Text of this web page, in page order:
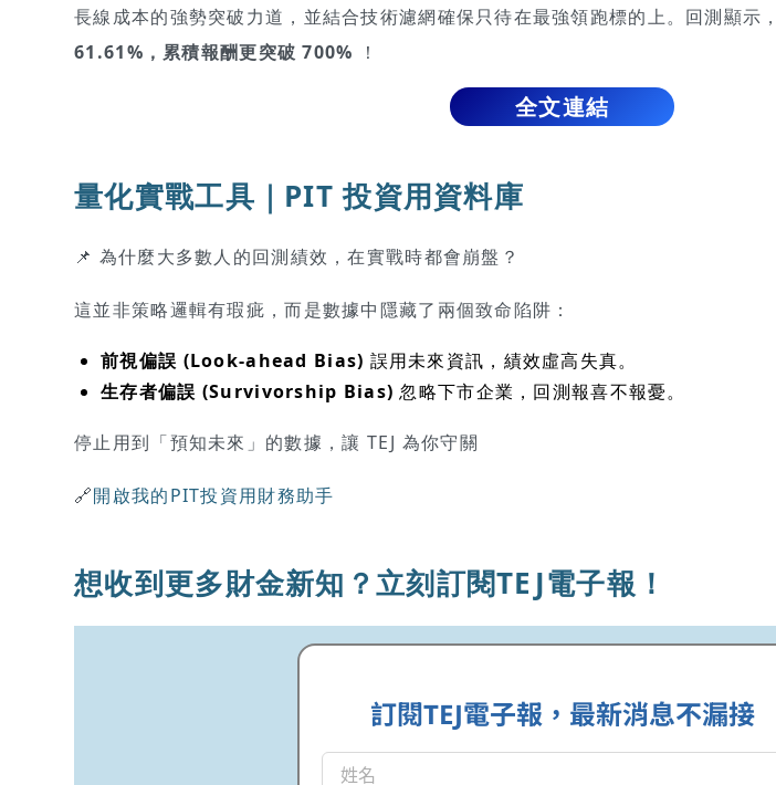
長線成本的強勢突破力道，並結合技術濾網確保只待在最強領跑標的上。回測顯示，
61.61%，累積報酬更突破 700% ！
全文連結
量化實戰工具｜PIT 投資用資料庫
📌 為什麼大多數人的回測績效，在實戰時都會崩盤？
這並非策略邏輯有瑕疵，而是數據中隱藏了兩個致命陷阱：
前視偏誤 (Look-ahead Bias) 誤用未來資訊，績效虛高失真。
生存者偏誤 (Survivorship Bias) 忽略下市企業，回測報喜不報憂。
停止用到「預知未來」的數據，讓 TEJ 為你守關
🔗開啟我的PIT投資用財務助手
想收到更多財金新知？立刻訂閱TEJ電子報！